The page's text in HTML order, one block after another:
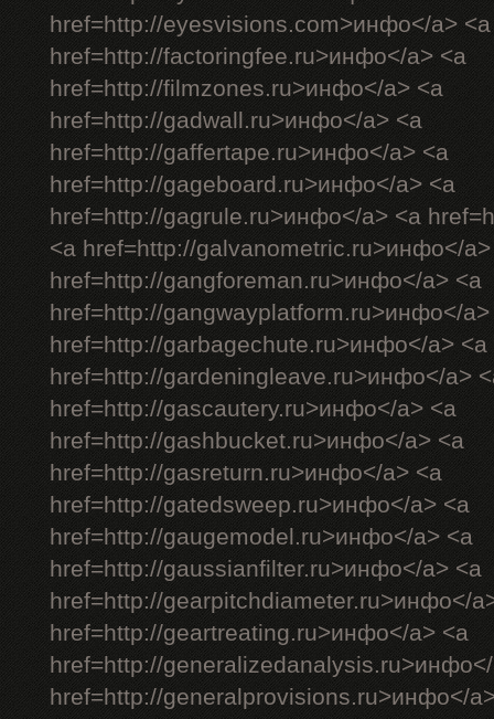
href=http://eyesvisions.com>инфо</a> <a
href=http://factoringfee.ru>инфо</a> <a
href=http://filmzones.ru>инфо</a> <a
href=http://gadwall.ru>инфо</a> <a
href=http://gaffertape.ru>инфо</a> <a
href=http://gageboard.ru>инфо</a> <a
href=http://gagrule.ru>инфо</a> <a
<a href=http://galvanometric.ru>инфо</
href=http://gangforeman.ru>инфо</a> <a
href=http://gangwayplatform.ru>инфо</a>
href=http://garbagechute.ru>инфо</a> <a
href=http://gardeningleave.ru>инфо</a>
href=http://gascautery.ru>инфо</a> <a
href=http://gashbucket.ru>инфо</a> <a
href=http://gasreturn.ru>инфо</a> <a
href=http://gatedsweep.ru>инфо</a> <a
href=http://gaugemodel.ru>инфо</a> <a
href=http://gaussianfilter.ru>инфо</a> <a
href=http://gearpitchdiameter.ru>инфо</
href=http://geartreating.ru>инфо</a> <a
href=http://
href=http://generalprovisions.ru>инфо</